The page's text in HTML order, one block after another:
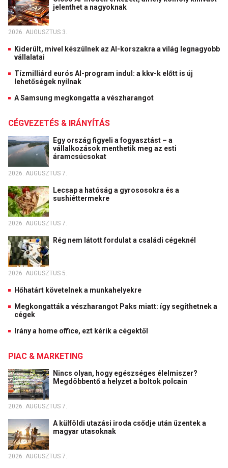
jelenthet a nagyoknak
2026. AUGUSZTUS 3.
Kiderült, mivel készülnek az AI-korszakra a világ legnagyobb
vállalatai
Tízmilliárd eurós AI-program indul: a kkv-k előtt is új
lehetőségek nyílnak
A Samsung megkongatta a vészharangot
CÉGVEZETÉS & IRÁNYÍTÁS
Egy ország figyeli a fogyasztást – a
vállalkozások menthetik meg az esti
áramcsúcsokat
2026. AUGUSZTUS 7.
Lecsap a hatóság a gyrososokra és a
sushiéttermekre
2026. AUGUSZTUS 7.
Rég nem látott fordulat a családi cégeknél
2026. AUGUSZTUS 5.
Hőhatárt követelnek a munkahelyekre
Megkongatták a vészharangot Paks miatt: így segíthetnek a
cégek
Irány a home office, ezt kérik a cégektől
PIAC & MARKETING
Nincs olyan, hogy egészséges élelmiszer?
Megdöbbentő a helyzet a boltok polcain
2026. AUGUSZTUS 7.
A külföldi utazási iroda csődje után üzentek a
magyar utasoknak
2026. AUGUSZTUS 7.